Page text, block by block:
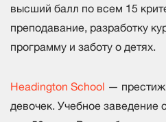
высший балл по всем 15
преподавание, разработку
программу и заботу о детях.
Headington School —
девочек. Учебное заведение